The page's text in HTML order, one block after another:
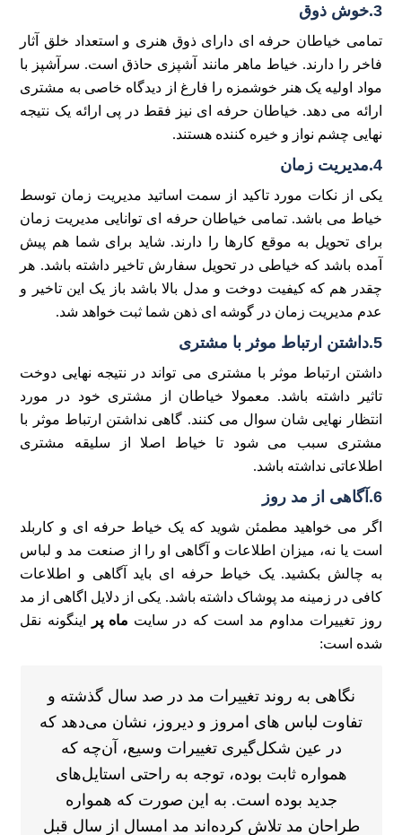
3.خوش ذوق
تمامی خیاطان حرفه ای دارای ذوق هنری و استعداد خلق آثار
فاخر را دارند. خیاط ماهر مانند آشپزی حاذق است. سرآشپز با
مواد اولیه یک هنر خوشمزه را فارغ از دیدگاه خاصی به مشتری
ارائه می دهد. خیاطان حرفه ای نیز فقط در پی ارائه یک نتیجه
نهایی چشم نواز و خیره کننده هستند.
4.مدیریت زمان
یکی از نکات مورد تاکید از سمت اساتید مدیریت زمان توسط
خیاط می باشد. تمامی خیاطان حرفه ای توانایی مدیریت زمان
برای تحویل به موقع کارها را دارند. شاید برای شما هم پیش
آمده باشد که خیاطی در تحویل سفارش تاخیر داشته باشد. هر
چقدر هم که کیفیت دوخت و مدل بالا باشد باز یک این تاخیر و
عدم مدیریت زمان در گوشه ای ذهن شما ثبت خواهد شد.
5.داشتن ارتباط موثر با مشتری
داشتن ارتباط موثر با مشتری می تواند در نتیجه نهایی دوخت
تاثیر داشته باشد. معمولا خیاطان از مشتری خود در مورد
انتظار نهایی شان سوال می کنند. گاهی نداشتن ارتباط موثر با
مشتری سبب می شود تا خیاط اصلا از سلیقه مشتری
اطلاعاتی نداشته باشد.
6.آگاهی از مد روز
اگر می خواهید مطمئن شوید که یک خیاط حرفه ای و کاربلد
است یا نه، میزان اطلاعات و آگاهی او را از صنعت مد و لباس
به چالش بکشید. یک خیاط حرفه ای باید آگاهی و اطلاعات
کافی در زمینه مد پوشاک داشته باشد. یکی از دلایل اگاهی از مد
روز تغییرات مداوم مد است که در سایت ماه پر
اینگونه نقل
شده است:
نگاهی به روند تغییرات مد در صد سال گذشته و
تفاوت لباس های امروز و دیروز، نشان می‌دهد که
در عین شکل‌گیری تغییرات وسیع، آن‌چه که
همواره ثابت بوده، توجه به راحتی استایل‌های
جدید بوده است. به این صورت که همواره
طراحان مد تلاش کرده‌اند مد امسال از سال قبل